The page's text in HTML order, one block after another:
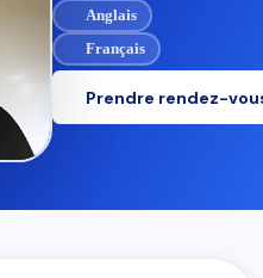
Anglais
Français
Prendre rendez-